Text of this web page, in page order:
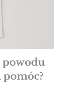
powodu
pomóc?